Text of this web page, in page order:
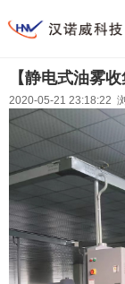
【静电式油雾
2020-05-21 23:18:22